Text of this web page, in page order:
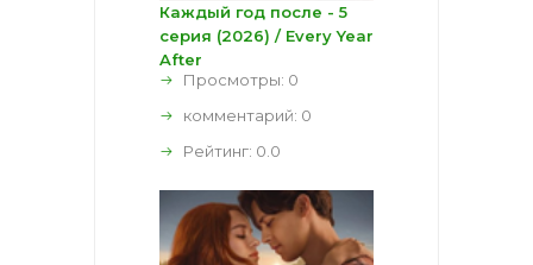
Каждый год после - 5
серия (2026) / Every Year
After
Просмотры: 0
комментарий: 0
Рейтинг: 0.0